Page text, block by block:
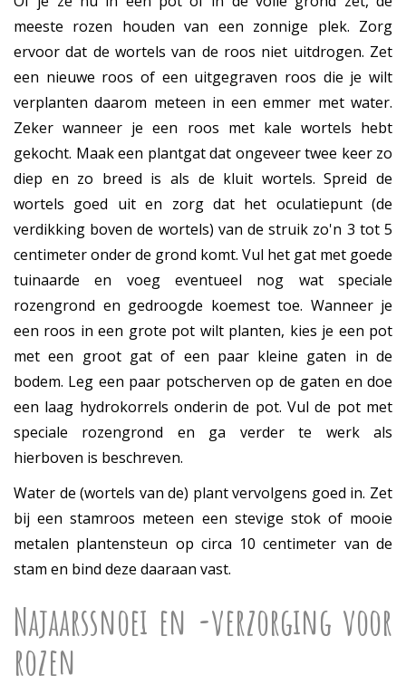
meeste rozen houden van een zonnige plek. Zorg
ervoor dat de wortels van de roos niet uitdrogen. Zet
een nieuwe roos of een uitgegraven roos die je wilt
verplanten daarom meteen in een emmer met water.
Zeker wanneer je een roos met kale wortels hebt
gekocht. Maak een plantgat dat ongeveer twee keer zo
diep en zo breed is als de kluit wortels. Spreid de
wortels goed uit en zorg dat het oculatiepunt (de
verdikking boven de wortels) van de struik zo'n 3 tot 5
centimeter onder de grond komt. Vul het gat met goede
tuinaarde en voeg eventueel nog wat speciale
rozengrond en gedroogde koemest toe. Wanneer je
een roos in een grote pot wilt planten, kies je een pot
met een groot gat of een paar kleine gaten in de
bodem. Leg een paar potscherven op de gaten en doe
een laag hydrokorrels onderin de pot. Vul de pot met
speciale rozengrond en ga verder te werk als
hierboven is beschreven.
Water de (wortels van de) plant vervolgens goed in. Zet
bij een stamroos meteen een stevige stok of mooie
metalen plantensteun op circa 10 centimeter van de
stam en bind deze daaraan vast.
Najaarssnoei en -verzorging voor
rozen